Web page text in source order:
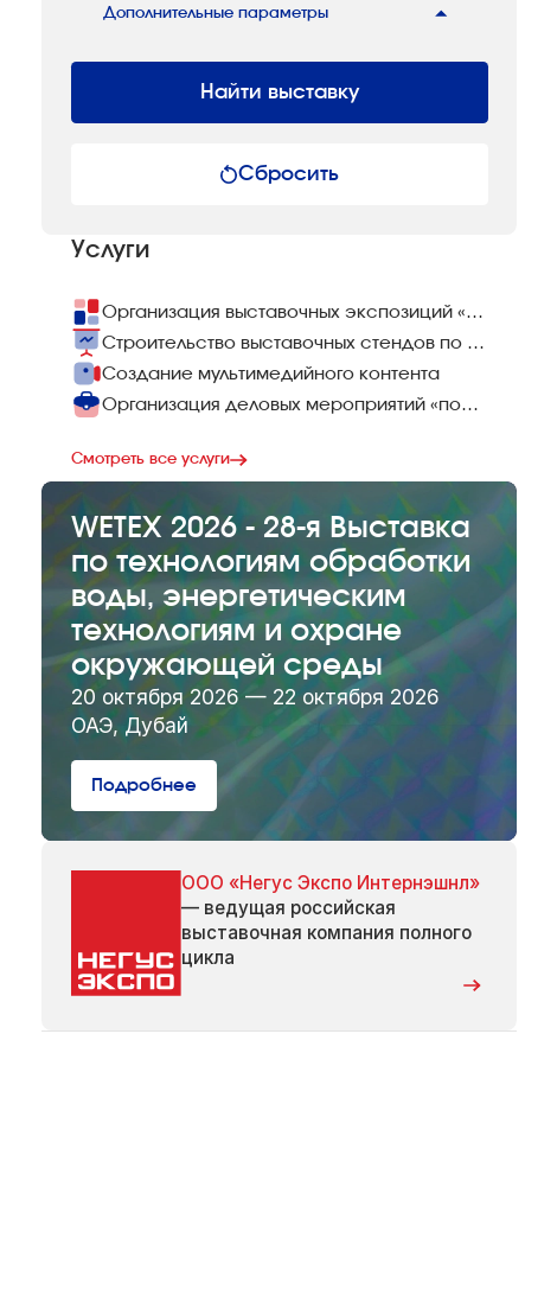
Дополнительные параметры
Найти выставку
Сбросить
Услуги
Организация выставочных экспозиций «под ключ»
Строительство выставочных стендов по всему миру
Создание мультимедийного контента
Организация деловых мероприятий «под ключ»
Смотреть все услуги
WETEX 2026 - 28-я Выставка
по технологиям обработки
воды, энергетическим
технологиям и охране
окружающей среды
20 октября 2026 — 22 октября 2026
ОАЭ, Дубай
Подробнее
ООО «Негус Экспо Интернэшнл»
— ведущая российская
выставочная компания полного
цикла